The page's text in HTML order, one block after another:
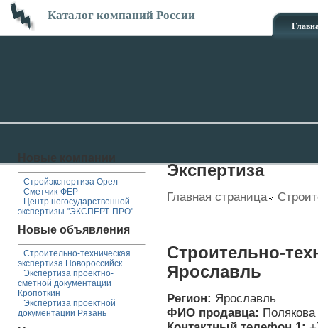
Каталог компаний России
Стройэкспертиза Орел
Сметчик-ФЕР
Центр негосударственной
экспертизы "ЭКСПЕРТ-ПРО"
Новые объявления
Строительно-техническая
экспертиза Новороссийск
Экспертиза проектно-
сметной документации
Кропоткин
Экспертиза проектной
документации Рязань
Экспертиза
Главная страница
Строительно-
Ярославль
Регион: Ярославль
ФИО продавца: